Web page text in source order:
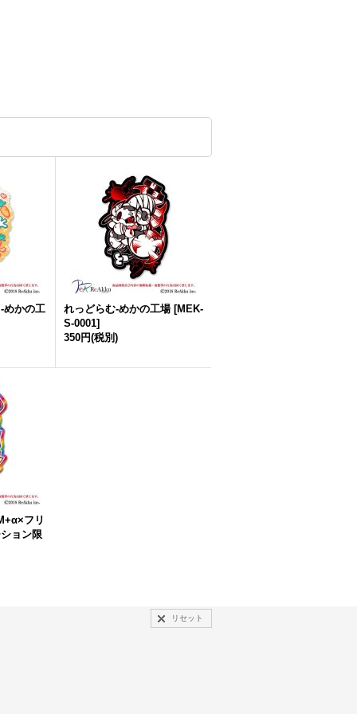
めかの工 れっどらむ-めかの工場 [MEK-
S-0001]
350円(税別)
フリ
ョン限
リセット